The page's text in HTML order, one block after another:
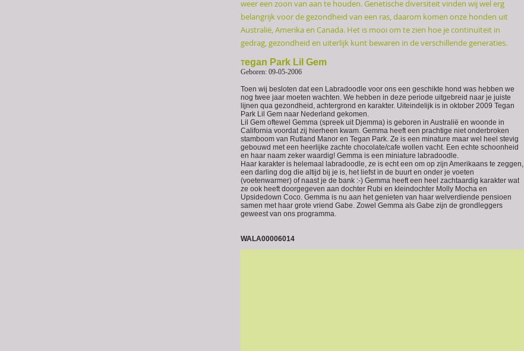
weer een zoon van aan te houden. Genetische diversiteit vinden wij wel erg
belangrijk voor de gezondheid van een ras, daarom komen onze honden uit
Australië, Amerika en Canada. Het is mooi om te zien hoe je continuïteit in
gedrag, gezondheid en uiterlijk kunt bewaren in de verschillende generaties.
Tegan Park Lil Gem
Geboren: 09-05-2006
Toen wij besloten dat een Labradoodle voor ons een geschikte hond was hebben we
nog twee jaar moeten wachten. We hebben in deze periode uitgebreid naar je juiste
lijnen qua gezondheid, achtergrond en karakter. Uiteindelijk is in oktober 2009 Tegan
Park Lil Gem naar Nederland gekomen.
Lil Gem oftewel Gemma (spreek uit Djemma) is geboren in Australië en woonde in
California voordat zij hierheen kwam. Gemma heeft een prachtige niet onderbroken
stamboom van Rutland Manor en Tegan Park. Ze is een minature maar wel heel stevig
gebouwd met een heerlijke zachte chocolate/cafe wollen vacht. Een echte schoonheid
en haar naam zeker waardig! Gemma is een miniature labradoodle.
Haar karakter is helemaal labradoodle, ze is echt een om op zijn Amerikaans te zeggen,
een darling dog die altijd bij je is, het liefst in de buurt en onder je voeten
(voetenwarmer) of naast je de bank :-) Gemma heeft een heel zachtaardig karakter wat
ze ook heeft doorgegeven aan dochter Rubi en kleindochter Molly Mocha en
Upsidedown Coco. Gemma is nu aan het genieten van haar welverdiende pensioen
samen met haar grote vriend Gabe. Zowel Gemma als Gabe zijn de grondleggers
geweest van ons programma.
WALA00006014